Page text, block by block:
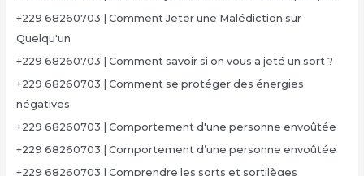
+229 68260703 | Comment Jeter une Malédiction sur
Quelqu'un
+229 68260703 | Comment savoir si on vous a jeté un sort ?
+229 68260703 | Comment se protéger des énergies
négatives
+229 68260703 | Comportement d'une personne envoûtée
+229 68260703 | Comportement d’une personne envoûtée
+229 68260703 | Comprendre les sorts et sortilèges